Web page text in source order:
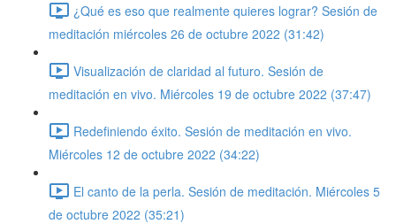
¿Qué es eso que realmente quieres lograr? Sesión de
meditación miércoles 26 de octubre 2022 (31:42)
Visualización de claridad al futuro. Sesión de
meditación en vivo. Miércoles 19 de octubre 2022 (37:47)
Redefiniendo éxito. Sesión de meditación en vivo.
Miércoles 12 de octubre 2022 (34:22)
El canto de la perla. Sesión de meditación. Miércoles 5
de octubre 2022 (35:21)